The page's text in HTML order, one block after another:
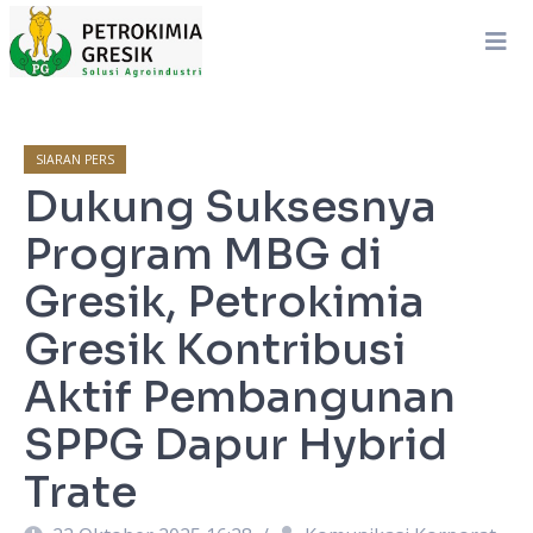
SIARAN PERS
Dukung Suksesnya
Program MBG di
Gresik, Petrokimia
Gresik Kontribusi
Aktif Pembangunan
SPPG Dapur Hybrid
Trate